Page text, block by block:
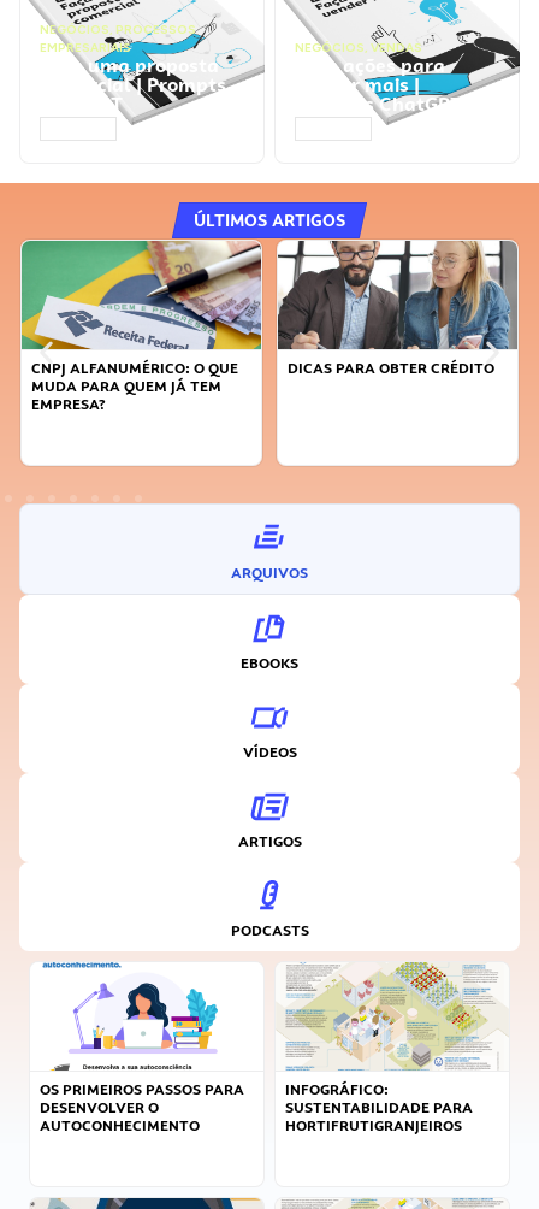
NEGÓCIOS, PROCESSOS
EMPRESARIAIS
Faça uma proposta
comercial | Prompts
ChatGPT
NEGÓCIOS, VENDAS
Faça ações para
vender mais |
Prompts ChatGPT
ÚLTIMOS ARTIGOS
CNPJ ALFANUMÉRICO: O QUE
MUDA PARA QUEM JÁ TEM
EMPRESA?
DICAS PARA OBTER CRÉDITO
ARQUIVOS
EBOOKS
VÍDEOS
ARTIGOS
PODCASTS
OS PRIMEIROS PASSOS PARA
DESENVOLVER O
AUTOCONHECIMENTO
INFOGRÁFICO:
SUSTENTABILIDADE PARA
HORTIFRUTIGRANJEIROS